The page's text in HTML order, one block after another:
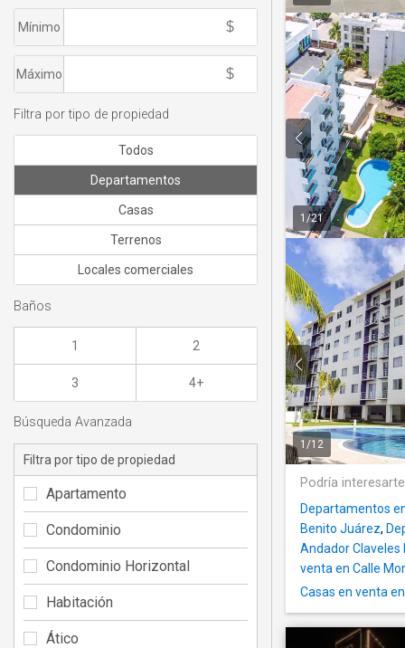
1 /21
1 /12
Podría
Departamentos
Benito Juárez,
Andador
venta en Calle
Casas en venta
Mínimo
Máximo
Filtra por tipo de propiedad
Todos
Departamentos
Casas
Terrenos
Locales comerciales
Baños
1 2
3 4+
Búsqueda Avanzada
Filtra por tipo de propiedad
Apartamento
Condominio
Condominio Horizontal
Habitación
Ático